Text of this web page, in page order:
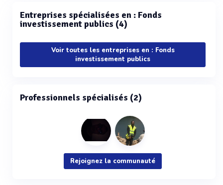
Entreprises spécialisées en : Fonds
investissement publics (4)
Voir toutes les entreprises en : Fonds
investissement publics
Professionnels spécialisés (2)
Rejoignez la communauté